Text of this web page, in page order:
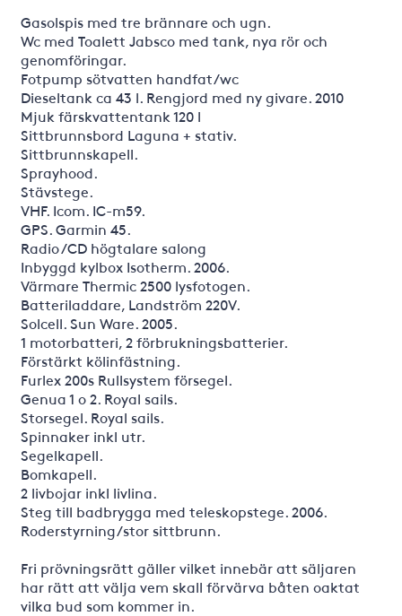
Gasolspis med tre brännare och ugn.
Wc med Toalett Jabsco med tank, nya rör och
genomföringar.
Fotpump sötvatten handfat/wc
Dieseltank ca 43 l. Rengjord med ny givare. 2010
Mjuk färskvattentank 120 l
Sittbrunnsbord Laguna + stativ.
Sittbrunnskapell.
Sprayhood.
Stävstege.
VHF. Icom. IC-m59.
GPS. Garmin 45.
Radio /CD högtalare salong
Inbyggd kylbox Isotherm. 2006.
Värmare Thermic 2500 lysfotogen.
Batteriladdare, Landström 220V.
Solcell. Sun Ware. 2005.
1 motorbatteri, 2 förbrukningsbatterier.
Förstärkt kölinfästning.
Furlex 200s Rullsystem försegel.
Genua 1 o 2. Royal sails.
Storsegel. Royal sails.
Spinnaker inkl utr.
Segelkapell.
Bomkapell.
2 livbojar inkl livlina.
Steg till badbrygga med teleskopstege. 2006.
Roderstyrning/stor sittbrunn.
Fri prövningsrätt gäller vilket innebär att säljaren
har rätt att välja vem skall förvärva båten oaktat
vilka bud som kommer in.